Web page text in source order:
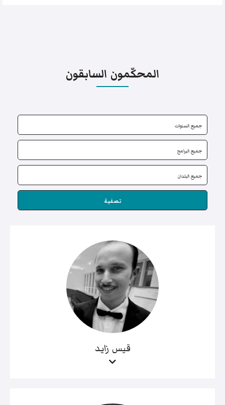
المحكّمون السابقون
تصفية
قيس زايد